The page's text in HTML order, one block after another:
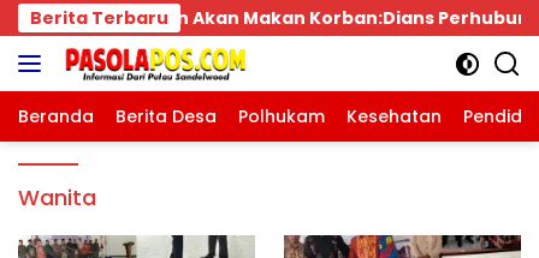
Langsung
ke
konten
Berita Terbaru
Korban:Dians Perhubungan dan Satlantas Didesak
Beranda Berita Desa Polhukam Kesehatan
Wanita